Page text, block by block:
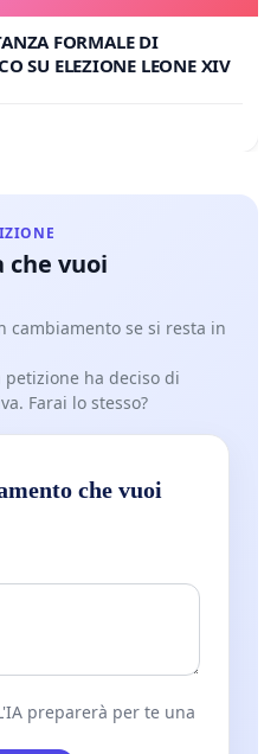
FORMALE DI
SU ELEZIONE LEONE XIV
che vuoi
cambiamento se si resta in
petizione ha deciso di
Farai lo stesso?
che vuoi
preparerà per te una